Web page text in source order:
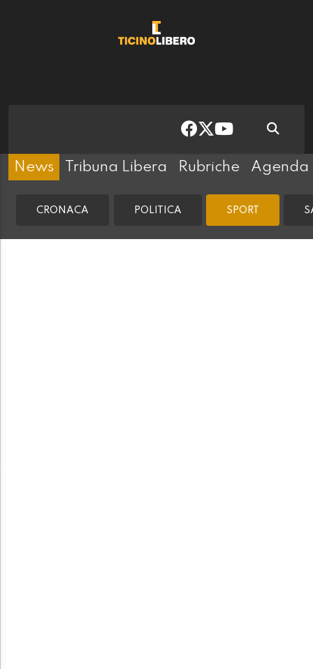
News Tribuna Libera Rubriche Agenda
CRONACA POLITICA SPORT